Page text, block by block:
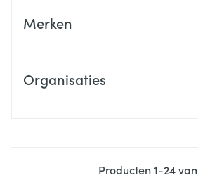
Merken
Organisaties
Producten1-24van